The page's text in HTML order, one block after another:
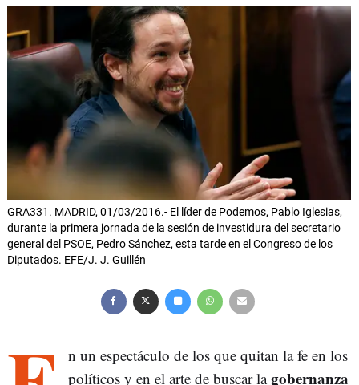
GRA331. MADRID, 01/03/2016.- El líder de Podemos, Pablo Iglesias,
durante la primera jornada de la sesión de investidura del secretario
general del PSOE, Pedro Sánchez, esta tarde en el Congreso de los
Diputados. EFE/J. J. Guillén
n un espectáculo de los que quitan la fe en los
políticos y en el arte de buscar lagobernanza